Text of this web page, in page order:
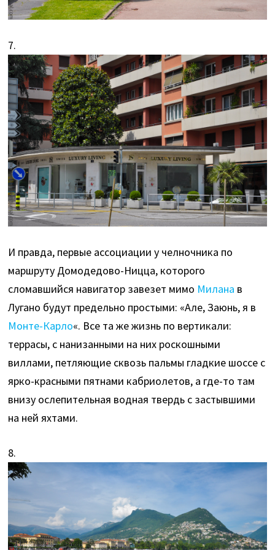
7.
И правда, первые ассоциации у челночника по
маршруту Домодедово-Ницца, которого
сломавшийся навигатор завезет мимо Милана в
Лугано будут предельно простыми: «Але, Заюнь, я в
Монте-Карло«. Все та же жизнь по вертикали:
террасы, с нанизанными на них роскошными
виллами, петляющие сквозь пальмы гладкие шоссе с
ярко-красными пятнами кабриолетов, а где-то там
внизу ослепительная водная твердь с застывшими
на ней яхтами.
8.